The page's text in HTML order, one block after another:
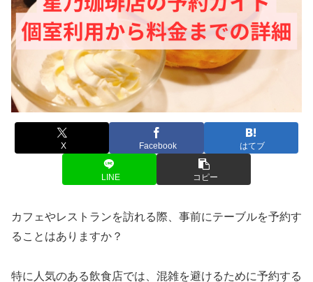
X Facebook はてブ
LINE コピー
カフェやレストランを訪れる際、事前にテーブルを予約す
ることはありますか？
特に人気のある飲食店では、混雑を避けるために予約する